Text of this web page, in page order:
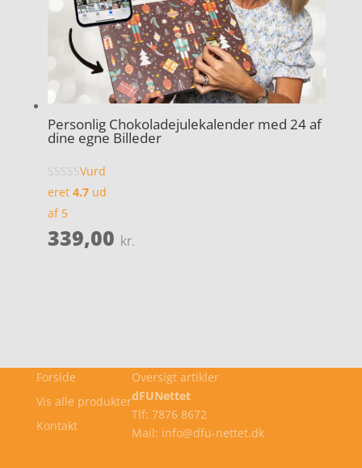
Personlig Chokoladejulekalender med 24 af
dine egne Billeder
Vurd
eret 4.7ud
af 5
339,00 kr.
Forside
Vis alle produkter
Kontakt
Oversigt artikler
dFUNettet
Tlf: 7876 8672
Mail: info@dfu-nettet.dk